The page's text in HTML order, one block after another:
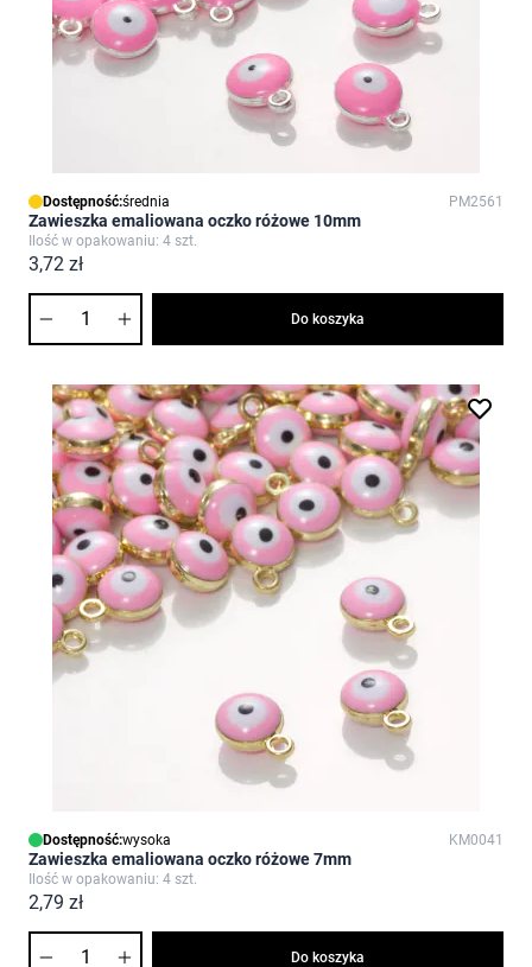
Dostępność:średnia PM2561
Zawieszka emaliowana oczko różowe 10mm
Ilość w opakowaniu: 4 szt.
3,72 zł
Do koszyka
Dostępność:wysoka KM0041
Zawieszka emaliowana oczko różowe 7mm
Ilość w opakowaniu: 4 szt.
2,79 zł
Do koszyka